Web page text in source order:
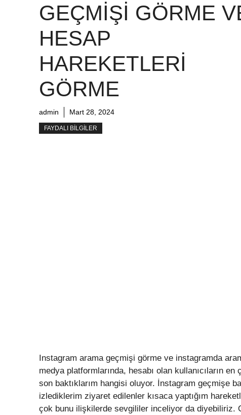
GEÇMIŞI GÖRME
HESAP
HAREKETLERI
GÖRME
admin Mart 28, 2024
FAYDALI BILGILER
Instagram arama geçmişi görme ve instagramda
medya platformlarında, hesabı olan kullanıcıların
son baktıklarım hangisi oluyor. İnstagram geçmişe
izlediklerim ziyaret edilenler kısaca yaptığım
çok bunu ilişkilerde sevgililer inceliyor da diyebiliriz.